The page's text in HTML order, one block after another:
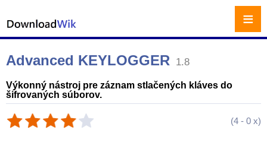
Advanced KEYLOGGER 1.8
Výkonný nástroj pre záznam stlačených kláves do
šifrovaných súborov.
(4 - 0 x)
≡